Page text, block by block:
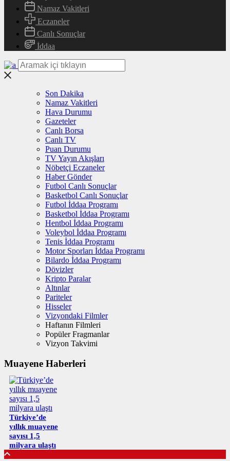
Namaz Vakitleri
Eczaneler
Canlı Sonuçlar
İddaa
Son Dakika
Namaz Vakitleri
Hava Durumu
Gazeteler
Canlı Borsa
Canlı TV
Puan Durumu
TV Yayın Akışları
Nöbetçi Eczaneler
Haber Gönder
Futbol Canlı Sonuçlar
Basketbol Canlı Sonuçlar
Futbol İddaa Programı
Basketbol İddaa Programı
Hentbol İddaa Programı
Voleybol İddaa Programı
Tenis İddaa Programı
Motor Sporları İddaa Programı
Bilardo İddaa Programı
Dövizler
Kripto Paralar
Altınlar
Pariteler
Hisseler
Vizyondaki Filmler
Haftanın Filmleri
Popüler Fragmanlar
Vizyon Takvimi
Muayene Haberleri
Türkiye’de
yıllık muayene
sayısı 1,5
milyara ulaştı